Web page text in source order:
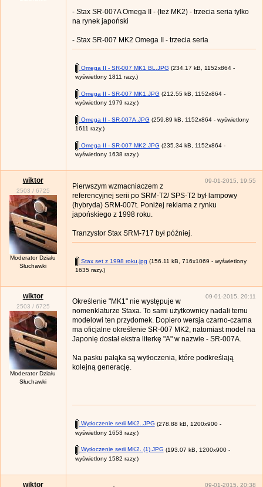
- Stax SR-007A Omega II - (też MK2) - trzecia seria tylko
na rynek japoński
- Stax SR-007 MK2 Omega II - trzecia seria
Omega II - SR-007 MK1 BL.JPG (234.17 kB, 1152x864 -
wyświetlony 1811 razy.)
Omega II - SR-007 MK1.JPG (212.55 kB, 1152x864 -
wyświetlony 1979 razy.)
Omega II - SR-007A.JPG (259.89 kB, 1152x864 - wyświetlony
1611 razy.)
Omega II - SR-007 MK2.JPG (235.34 kB, 1152x864 -
wyświetlony 1638 razy.)
wiktor
2503 / 6725
Moderator Działu
Słuchawki
09-01-2015, 19:55
Pierwszym wzmacniaczem z
referencyjnej serii po SRM-T2/ SPS-T2 był lampowy
(hybryda) SRM-007t. Poniżej reklama z rynku
japońskiego z 1998 roku.
Tranzystor Stax SRM-717 był później.
Stax set z 1998 roku.jpg (156.11 kB, 716x1069 - wyświetlony
1635 razy.)
wiktor
2503 / 6725
Moderator Działu
Słuchawki
09-01-2015, 20:11
Określenie "MK1" nie występuje w
nomenklaturze Staxa. To sami użytkownicy nadali temu
modelowi ten przydomek. Dopiero wersja czarno-czarna
ma oficjalne określenie SR-007 MK2, natomiast model na
Japonię dostał ekstra literkę "A" w nazwie - SR-007A.
Na pasku pałąka są wytłoczenia, które podkreślają
kolejną generację.
Wytłoczenie serii MK2..JPG (278.88 kB, 1200x900 -
wyświetlony 1653 razy.)
Wytłoczenie serii MK2. (1).JPG (193.07 kB, 1200x900 -
wyświetlony 1582 razy.)
wiktor 09-01-2015, 20:38